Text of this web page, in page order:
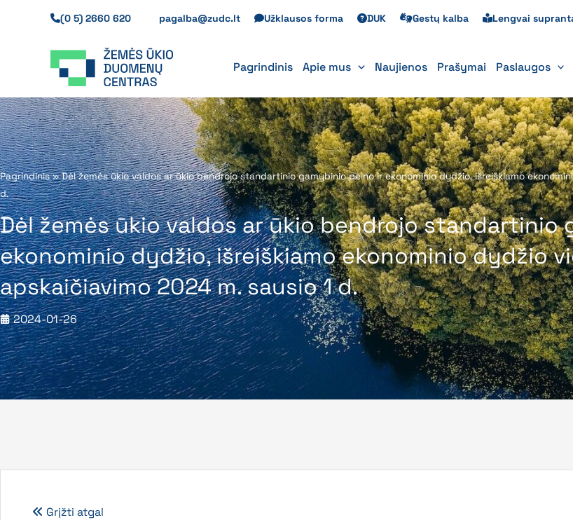
(0 5) 2660 620 pagalba@zudc.lt Užklausos forma DUK Gestų kalba Lengvai
Pagrindinis Apie mus Naujienos Prašymai Paslaugos
Pagrindinis»Dėl žemės ūkio valdos ar ūkio bendrojo standartinio gamybinio pelno ir ekonominio dydžio, išreiškiamo
d.
Dėl žemės ūkio valdos ar ūkio bendrojo standartinio
ekonominio dydžio, išreiškiamo ekonominio dydžio
apskaičiavimo 2024 m. sausio 1 d.
2024-01-26
Grįžti atgal